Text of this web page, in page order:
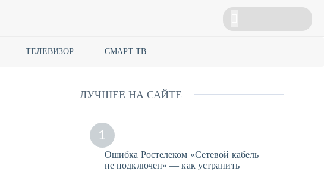
ТЕЛЕВИЗОР СМАРТ ТВ
ЛУЧШЕЕ НА САЙТЕ
1
Ошибка Ростелеком «Сетевой кабель
не подключен» — как устранить